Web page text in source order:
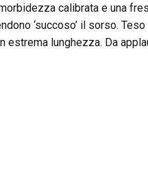
calibrata e una
‘succoso’ il sorso.
estrema lunghezza. Da